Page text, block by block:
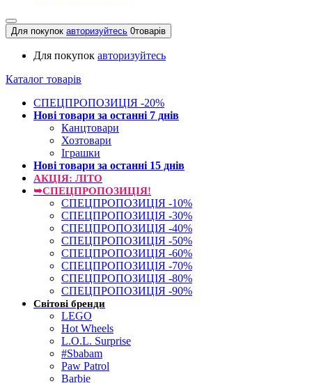
Для покупок авторизуйтесь 0товарів
Для покупок авторизуйтесь
Каталог товарів
СПЕЦПРОПОЗИЦІЯ -20%
Нові товари за останнi 7 днiв
Канцтовари
Хозтовари
Іграшки
Нові товари за останнi 15 днiв
АКЦІЯ: ЛІТО
➥СПЕЦПРОПОЗИЦІЯ!
СПЕЦПРОПОЗИЦІЯ -10%
СПЕЦПРОПОЗИЦІЯ -30%
СПЕЦПРОПОЗИЦІЯ -40%
СПЕЦПРОПОЗИЦІЯ -50%
СПЕЦПРОПОЗИЦІЯ -60%
СПЕЦПРОПОЗИЦІЯ -70%
СПЕЦПРОПОЗИЦІЯ -80%
СПЕЦПРОПОЗИЦІЯ -90%
Світові бренди
LEGO
Hot Wheels
L.O.L. Surprise
#Sbabam
Paw Patrol
Barbie